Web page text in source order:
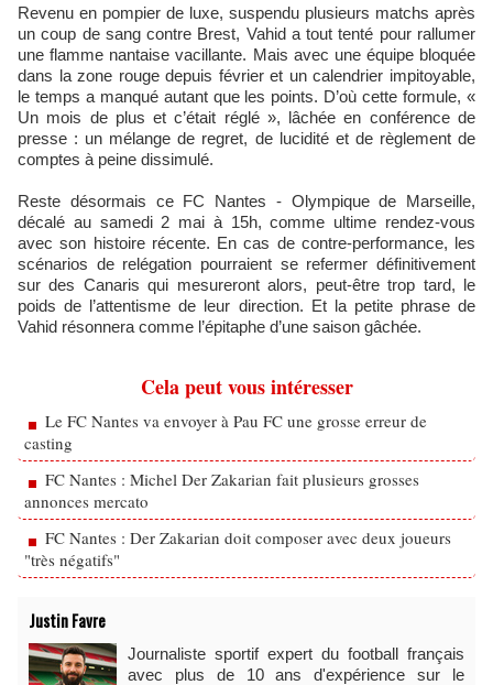
Revenu en pompier de luxe, suspendu plusieurs matchs après
un coup de sang contre Brest, Vahid a tout tenté pour rallumer
une flamme nantaise vacillante. Mais avec une équipe bloquée
dans la zone rouge depuis février et un calendrier impitoyable,
le temps a manqué autant que les points. D’où cette formule, «
Un mois de plus et c’était réglé », lâchée en conférence de
presse : un mélange de regret, de lucidité et de règlement de
comptes à peine dissimulé.
Reste désormais ce FC Nantes - Olympique de Marseille,
décalé au samedi 2 mai à 15h, comme ultime rendez-vous
avec son histoire récente. En cas de contre-performance, les
scénarios de relégation pourraient se refermer définitivement
sur des Canaris qui mesureront alors, peut-être trop tard, le
poids de l’attentisme de leur direction. Et la petite phrase de
Vahid résonnera comme l’épitaphe d’une saison gâchée.
Cela peut vous intéresser
Le FC Nantes va envoyer à Pau FC une grosse erreur de
casting
FC Nantes : Michel Der Zakarian fait plusieurs grosses
annonces mercato
FC Nantes : Der Zakarian doit composer avec deux joueurs
"très négatifs"
Justin Favre
Journaliste sportif expert du football français
avec plus de 10 ans d'expérience sur le